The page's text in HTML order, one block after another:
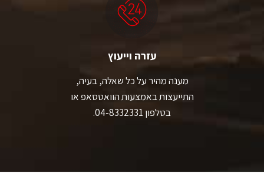
עזרה וייעוץ
מענה מהיר על כל שאלה, בעיה,
התייעצות באמצעות הוואטסאפ או
בטלפון 04-8332331.